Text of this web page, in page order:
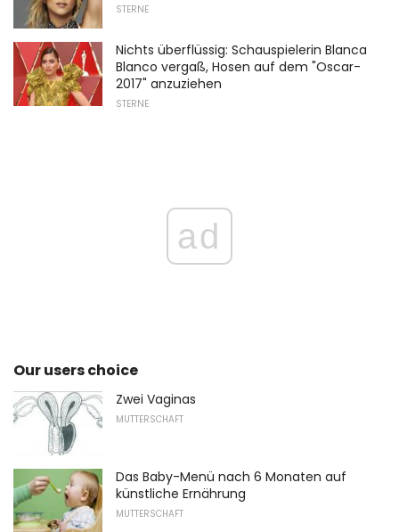
STERNE
Nichts überflüssig: Schauspielerin Blanca
Blanco vergaß, Hosen auf dem "Oscar-
2017" anzuziehen
STERNE
ad
Our users choice
Zwei Vaginas
MUTTERSCHAFT
Das Baby-Menü nach 6 Monaten auf
künstliche Ernährung
MUTTERSCHAFT